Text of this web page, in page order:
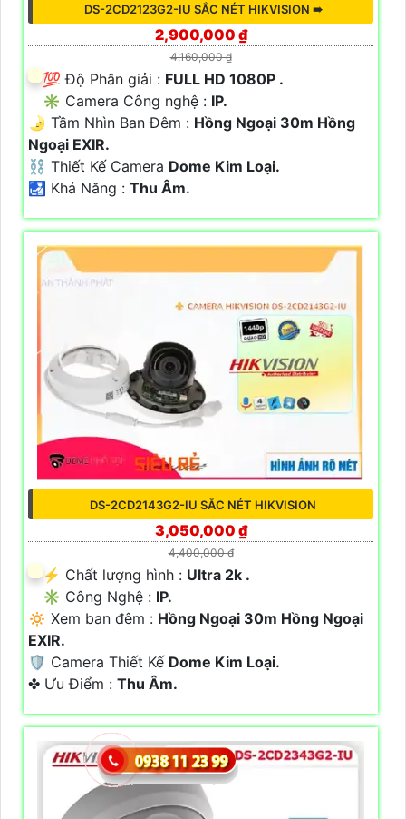
DS-2CD2123G2-IU SẮC NÉT HIKVISION ➠
2,900,000 ₫
4,160,000 ₫
💯 Độ Phân giải : FULL HD 1080P .
✳️ Camera Công nghệ : IP.
🌛 Tầm Nhìn Ban Đêm : Hồng Ngoại 30m Hồng
Ngoại EXIR.
⛓ Thiết Kế Camera Dome Kim Loại.
️🛃 Khả Năng : Thu Âm.
DS-2CD2143G2-IU SẮC NÉT HIKVISION
3,050,000 ₫
4,400,000 ₫
️⚡ Chất lượng hình : Ultra 2k .
✳️ Công Nghệ : IP.
🔅 Xem ban đêm : Hồng Ngoại 30m Hồng Ngoại
EXIR.
🛡 Camera Thiết Kế Dome Kim Loại.
️✤ Ưu Điểm : Thu Âm.